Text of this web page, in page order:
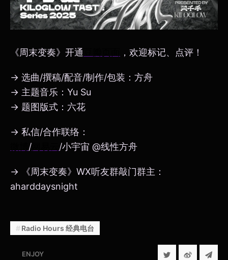
《周末变奏》开通 ，欢迎标记、点评！
→ 选曲/撰稿/配音/制作/包装：方舟
→ 主题音乐：Yu Su
→ 题图版式：六花
→ 私信/合作联络：
/ /小宇宙 @线性方舟
→ 《周末变奏》WX听友群敲门群主：
aharddaysnight
Radio Hours 经典电台
ENJOY